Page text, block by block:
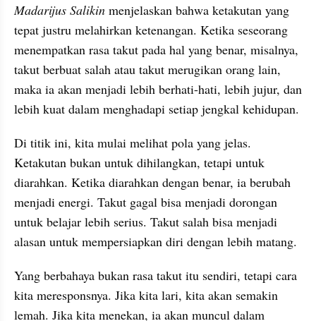
Madarijus Salikin menjelaskan bahwa ketakutan yang
tepat justru melahirkan ketenangan. Ketika seseorang
menempatkan rasa takut pada hal yang benar, misalnya,
takut berbuat salah atau takut merugikan orang lain,
maka ia akan menjadi lebih berhati-hati, lebih jujur, dan
lebih kuat dalam menghadapi setiap jengkal kehidupan.
Di titik ini, kita mulai melihat pola yang jelas.
Ketakutan bukan untuk dihilangkan, tetapi untuk
diarahkan. Ketika diarahkan dengan benar, ia berubah
menjadi energi. Takut gagal bisa menjadi dorongan
untuk belajar lebih serius. Takut salah bisa menjadi
alasan untuk mempersiapkan diri dengan lebih matang.
Yang berbahaya bukan rasa takut itu sendiri, tetapi cara
kita meresponsnya. Jika kita lari, kita akan semakin
lemah. Jika kita menekan, ia akan muncul dalam